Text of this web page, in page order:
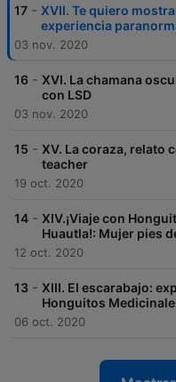
17 - XVII. Te quiero
experiencia
03 nov. 2020
16 - XVI. La chamana
con LSD
03 nov. 2020
15 - XV. La coraza, relato
teacher
19 oct. 2020
14 - XIV.¡Viaje con
Huautla!: Mujer pies
12 oct. 2020
13 - XIII. El escarabajo:
Honguitos
06 oct. 2020